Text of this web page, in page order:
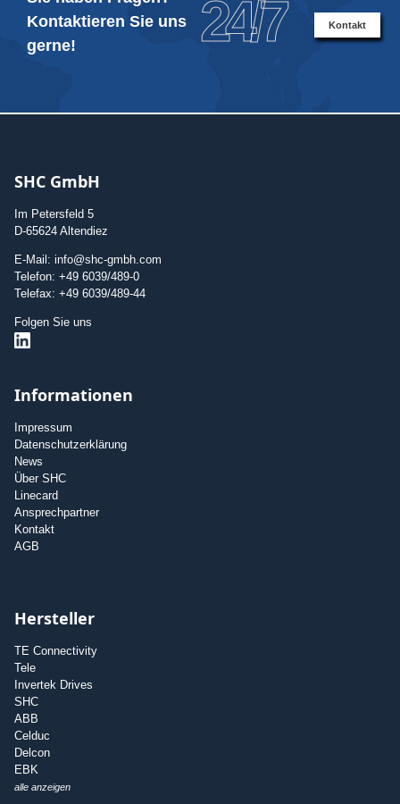
Kontaktieren Sie uns
gerne!
24/7 Kontakt
SHC GmbH
Im Petersfeld 5
D-65624 Altendiez
E-Mail: info@shc-gmbh.com
Telefon: +49 6039/489-0
Telefax: +49 6039/489-44
Folgen Sie uns
Informationen
Impressum
Datenschutzerklärung
News
Über SHC
Linecard
Ansprechpartner
Kontakt
AGB
Hersteller
TE Connectivity
Tele
Invertek Drives
SHC
ABB
Celduc
Delcon
EBK
alle anzeigen